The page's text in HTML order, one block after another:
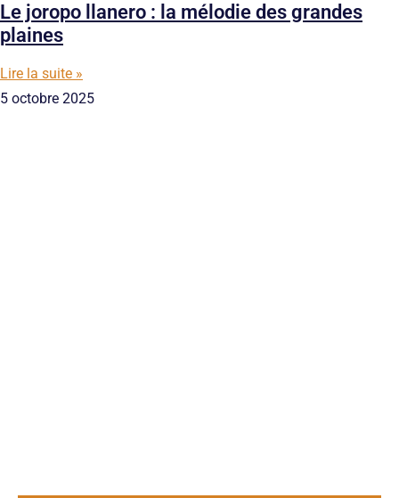
Le joropo llanero : la mélodie des grandes
plaines
Lire la suite »
5 octobre 2025